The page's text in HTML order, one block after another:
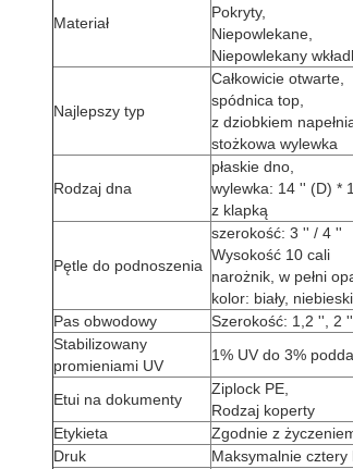
Materiał
Pokryty,
Niepowlekane,
Niepowlekany
Najlepszy typ
Całkowicie otwarte,
spódnica top,
z dziobkiem
stożkowa wylewka
Rodzaj dna
płaskie dno,
wylewka: 14 '' (D) *
z klapką
Pętle do podnoszenia
szerokość: 3 '' / 4 ''
Wysokość 10 cali
narożnik, w pełni
kolor: biały,
Pas obwodowy
Szerokość: 1,2 '', 2
Stabilizowany
promieniami UV
1% UV do 3%
Etui na dokumenty
Ziplock PE,
Rodzaj koperty
Etykieta
Zgodnie z
Druk
Maksymalnie